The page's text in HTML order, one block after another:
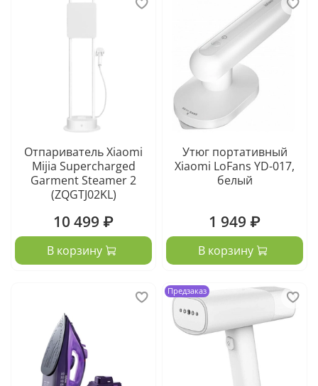
Отпариватель Xiaomi
Mijia Supercharged
Garment Steamer 2
(ZQGTJ02KL)
10 499 ₽
В корзину
Утюг портативный
Xiaomi LoFans YD-017,
белый
1 949 ₽
В корзину
Предзаказ